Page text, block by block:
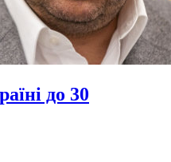
до 30